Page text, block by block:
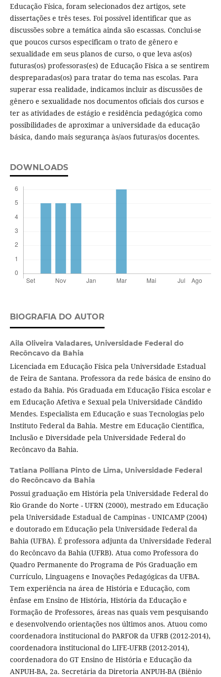
Educação Física, foram selecionados dez artigos, sete
dissertações e três teses. Foi possível identificar que as
discussões sobre a temática ainda são escassas. Conclui-se
que poucos cursos especificam o trato de gênero e
sexualidade em seus planos de curso, o que leva as(os)
futuras(os) professoras(es) de Educação Física a se sentirem
despreparadas(os) para tratar do tema nas escolas. Para
superar essa realidade, indicamos incluir as discussões de
gênero e sexualidade nos documentos oficiais dos cursos e
ter as atividades de estágio e residência pedagógica como
possibilidades de aproximar a universidade da educação
básica, dando mais segurança às/aos futuras/os docentes.
DOWNLOADS
BIOGRAFIA DO AUTOR
Aila Oliveira Valadares, Universidade Federal do
Recôncavo da Bahia
Licenciada em Educação Física pela Universidade Estadual
de Feira de Santana. Professora da rede básica de ensino do
estado da Bahia. Pós Graduada em Educação Física escolar e
em Educação Afetiva e Sexual pela Universidade Cândido
Mendes. Especialista em Educação e suas Tecnologias pelo
Instituto Federal da Bahia. Mestre em Educação Científica,
Inclusão e Diversidade pela Universidade Federal do
Recôncavo da Bahia.
Tatiana Polliana Pinto de Lima, Universidade Federal
do Recôncavo da Bahia
Possui graduação em História pela Universidade Federal do
Rio Grande do Norte - UFRN (2000), mestrado em Educação
pela Universidade Estadual de Campinas - UNICAMP (2004)
e doutorado em Educação pela Universidade Federal da
Bahia (UFBA). É professora adjunta da Universidade Federal
do Recôncavo da Bahia (UFRB). Atua como Professora do
Quadro Permanente do Programa de Pós Graduação em
Currículo, Linguagens e Inovações Pedagógicas da UFBA.
Tem experiência na área de História e Educação, com
ênfase em Ensino de História, História da Educação e
Formação de Professores, áreas nas quais vem pesquisando
e desenvolvendo orientações nos últimos anos. Atuou como
coordenadora institucional do PARFOR da UFRB (2012-2014),
coordenadora institucional do LIFE-UFRB (2012-2014),
coordenadora do GT Ensino de História e Educação da
ANPUH-BA, 2a. Secretária da Diretoria ANPUH-BA (Biênio